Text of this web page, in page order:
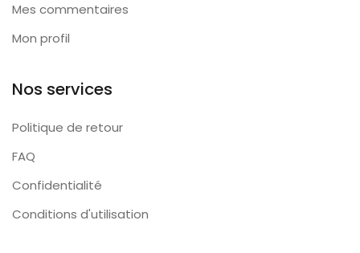
Mes commentaires
Mon profil
Nos services
Politique de retour
FAQ
Confidentialité
Conditions d'utilisation